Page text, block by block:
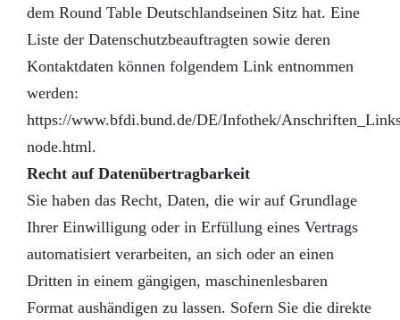
dem Round Table Deutschlandseinen Sitz hat. Eine
Liste der Datenschutzbeauftragten sowie deren
Kontaktdaten können folgendem Link entnommen
werden:
https://www.bfdi.bund.de/DE/Infothek/
node.html.
Recht auf Datenübertragbarkeit
Sie haben das Recht, Daten, die wir auf Grundlage
Ihrer Einwilligung oder in Erfüllung eines Vertrags
automatisiert verarbeiten, an sich oder an einen
Dritten in einem gängigen, maschinenlesbaren
Format aushändigen zu lassen. Sofern Sie die direkte